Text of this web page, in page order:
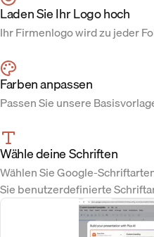
Laden Sie Ihr Logo hoch
Ihr Firmenlogo wird zu jeder
Farben anpassen
Passen Sie unsere
Wähle deine Schriften
Wählen Sie Google-
Sie benutzerdefinierte